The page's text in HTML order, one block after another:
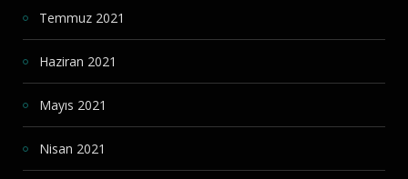
Temmuz 2021
Haziran 2021
Mayıs 2021
Nisan 2021